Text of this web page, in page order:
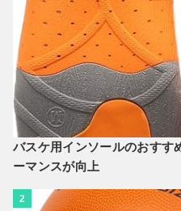
バスケ用インソールのおすす
ーマンスが向上
2